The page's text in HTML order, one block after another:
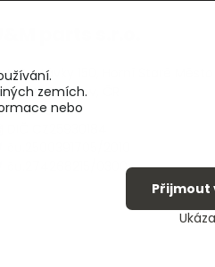
U Zastávky 150, Horní Staré Město
54102 Trutnov, ČR
IČ 25930184
ču.274268215/0300
zemích.
nebo
Přijmout